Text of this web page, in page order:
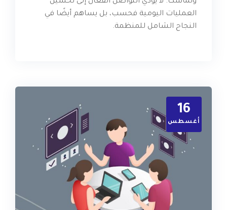
وتماسكًا. لا يؤدي التواصل الفعال إلى تحسين
العمليات اليومية فحسب، بل يساهم أيضًا في
النجاح الشامل للمنظمة.
16
أغسطس